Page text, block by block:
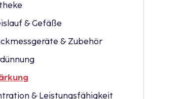
& Gefäße
& Zubehör
& Leistungsfähigkeit